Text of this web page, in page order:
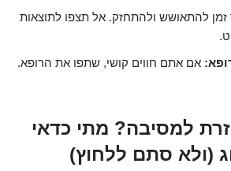
זמן להתאושש ולהתחזק. אל תצפו לתוצאות
אם אתם חווים קושי, שתפו את הרופא.
למסיבה? מתי כדאי
(ולא סתם ללחוץ)